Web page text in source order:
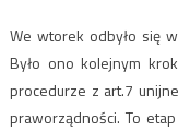
We wtorek odbyło się
Było ono kolejnym
procedurze z art.7
praworządności. To